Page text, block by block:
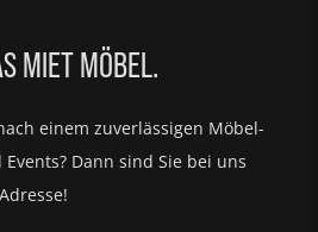
MIET MÖBEL.
einem zuverlässigen Möbel-
Dann sind Sie bei uns